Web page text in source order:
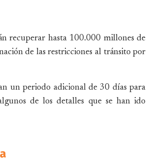
recuperar hasta 100.000 millones de
de las restricciones al tránsito por
un periodo adicional de 30 días para
de los detalles que se han ido